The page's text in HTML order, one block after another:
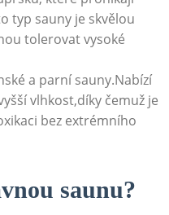
typ sauny je skvělou
tolerovat vysoké
a parní sauny.Nabízí
vlhkost,díky čemuž je
bez extrémního
saunu?